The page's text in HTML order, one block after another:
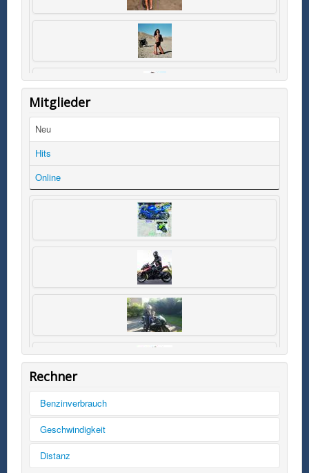
Mitglieder
Neu
Hits
Online
Rechner
Benzinverbrauch
Tankinhalt
Kilometer
Geschwindigkeit
km/h
Distanz